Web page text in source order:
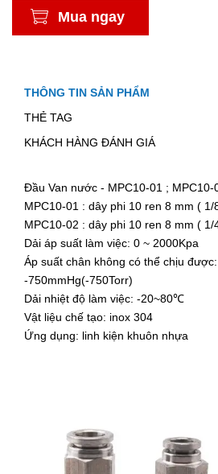
Mua ngay
THÔNG TIN SẢN PHẨM
THẺ TAG
KHÁCH HÀNG ĐÁNH GIÁ
Đầu Van nước - MPC10-01 ; MPC10-
MPC10-01 : dây phi 10 ren 8 mm ( 1/
MPC10-02 : dây phi 10 ren 8 mm ( 1/
Dải áp suất làm việc: 0 ~ 2000Kpa
Áp suất chân không có thể chịu
-750mmHg(-750Torr)
Dải nhiệt độ làm việc: -20~80℃
Vật liệu chế tạo: inox 304
Ứng dụng: linh kiện khuôn nhựa